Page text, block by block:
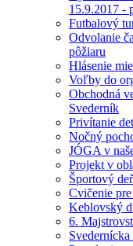
15.9.2017 -
Futbalový
Odvolanie
pôžiaru
Hlásenie
Voľby do
Obchodná
Svederník
Privítanie
Nočný
JÓGA v
Projekt v
Športový
Cvičenie
Keblovský
6.